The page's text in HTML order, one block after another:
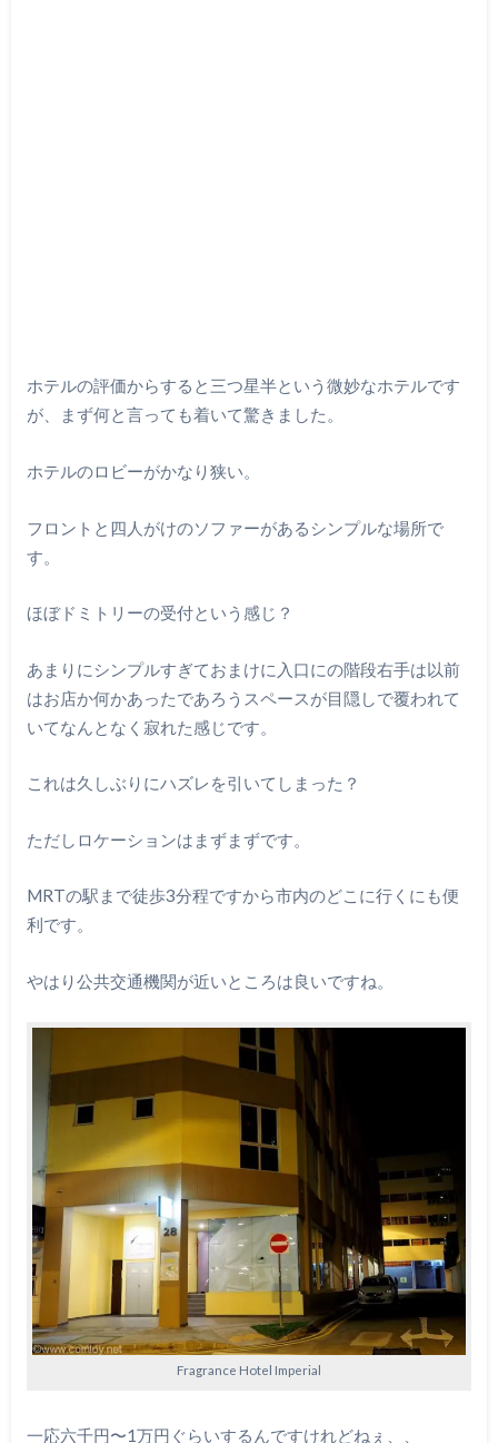
ホテルの評価からすると三つ星半という微妙なホテルです
が、まず何と言っても着いて驚きました。
ホテルのロビーがかなり狭い。
フロントと四人がけのソファーがあるシンプルな場所で
す。
ほぼドミトリーの受付という感じ？
あまりにシンプルすぎておまけに入口にの階段右手は以前
はお店か何かあったであろうスペースが目隠しで覆われて
いてなんとなく寂れた感じです。
これは久しぶりにハズレを引いてしまった？
ただしロケーションはまずまずです。
MRTの駅まで徒歩3分程ですから市内のどこに行くにも便
利です。
やはり公共交通機関が近いところは良いですね。
Fragrance Hotel Imperial
一応六千円〜1万円ぐらいするんですけれどねぇ、、